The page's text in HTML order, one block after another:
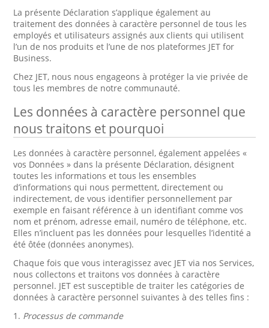
La présente Déclaration s’applique également au
traitement des données à caractère personnel de tous les
employés et utilisateurs assignés aux clients qui utilisent
l’un de nos produits et l’une de nos plateformes JET for
Business.
Chez JET, nous nous engageons à protéger la vie privée de
tous les membres de notre communauté.
Les données à caractère personnel que
nous traitons et pourquoi
Les données à caractère personnel, également appelées «
vos Données » dans la présente Déclaration, désignent
toutes les informations et tous les ensembles
d’informations qui nous permettent, directement ou
indirectement, de vous identifier personnellement par
exemple en faisant référence à un identifiant comme vos
nom et prénom, adresse email, numéro de téléphone, etc.
Elles n’incluent pas les données pour lesquelles l’identité a
été ôtée (données anonymes).
Chaque fois que vous interagissez avec JET via nos Services,
nous collectons et traitons vos données à caractère
personnel. JET est susceptible de traiter les catégories de
données à caractère personnel suivantes à des telles fins :
1. Processus de commande